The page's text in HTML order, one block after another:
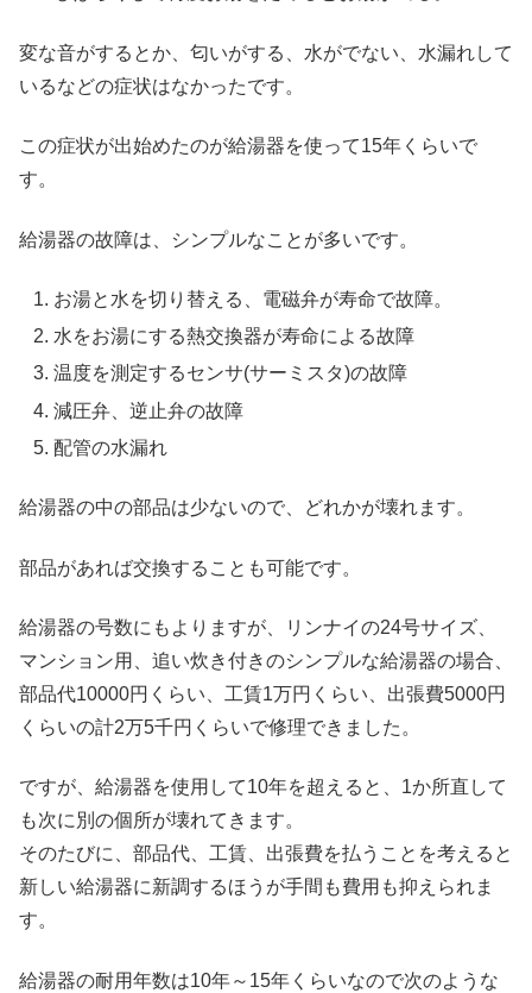
変な音がするとか、匂いがする、水がでない、水漏れして
いるなどの症状はなかったです。
この症状が出始めたのが給湯器を使って15年くらいで
す。
給湯器の故障は、シンプルなことが多いです。
お湯と水を切り替える、電磁弁が寿命で故障。
水をお湯にする熱交換器が寿命による故障
温度を測定するセンサ(サーミスタ)の故障
減圧弁、逆止弁の故障
配管の水漏れ
給湯器の中の部品は少ないので、どれかが壊れます。
部品があれば交換することも可能です。
給湯器の号数にもよりますが、リンナイの24号サイズ、
マンション用、追い炊き付きのシンプルな給湯器の場合、
部品代10000円くらい、工賃1万円くらい、出張費5000円
くらいの計2万5千円くらいで修理できました。
ですが、給湯器を使用して10年を超えると、1か所直して
も次に別の個所が壊れてきます。
そのたびに、部品代、工賃、出張費を払うことを考えると
新しい給湯器に新調するほうが手間も費用も抑えられま
す。
給湯器の耐用年数は10年～15年くらいなので次のような